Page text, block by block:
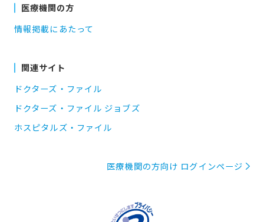
医療機関の方
情報掲載にあたって
関連サイト
ドクターズ・ファイル
ドクターズ・ファイル ジョブズ
ホスピタルズ・ファイル
医療機関の方向け ログインページ